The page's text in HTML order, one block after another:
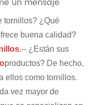
tornillos? ¿Qué
buena calidad?
-- ¿Están sus
productos? De hecho,
ellos como tornillos.
vez mayor de